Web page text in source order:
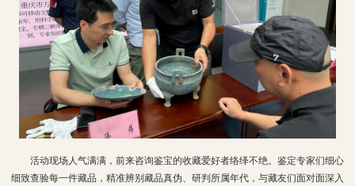
活动现场人气满满，前来咨询鉴宝的收藏爱好者络绎不绝。鉴定专家们细心
细致查验每一件藏品，精准辨别藏品真伪、研判所属年代，与藏友们面对面深入